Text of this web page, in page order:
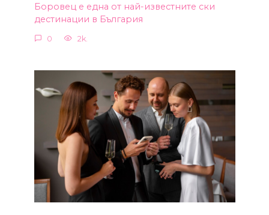
Боровец е една от най-известните ски
дестинации в България
0 2k.